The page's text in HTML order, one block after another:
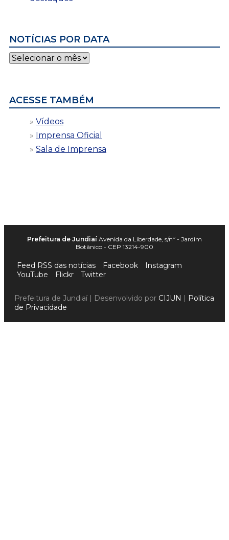
NOTÍCIAS POR DATA
Notícias
por
ACESSE TAMBÉM
Vídeos
Imprensa Oficial
Sala de Imprensa
Prefeitura de Jundiaí Avenida da Liberdade, s/nº - Jardim
Botânico - CEP 13214-900
Feed RSS das notícias Facebook
Instagram
YouTube
Flickr Twitter
Prefeitura de Jundiaí | Desenvolvido por CIJUN | Política
de Privacidade